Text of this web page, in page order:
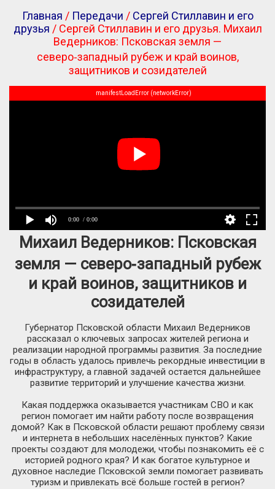
Главная / Передачи / Сергей Стиллавин и его
друзья / Сергей Стиллавин и его друзья. Михаил
Ведерников: Псковская земля —
северо‑западный рубеж и край воинов,
защитников и созидателей
0:00 / 0:00
manifestLoadError (networkError)
Михаил Ведерников: Псковская
земля — северо‑западный рубеж
и край воинов, защитников и
созидателей
Губернатор Псковской области Михаил Ведерников
рассказал о ключевых запросах жителей региона и
реализации народной программы развития. За последние
годы в область удалось привлечь рекордные инвестиции в
инфраструктуру, а главной задачей остается дальнейшее
развитие территорий и улучшение качества жизни.
Какая поддержка оказывается участникам СВО и как
регион помогает им найти работу после возвращения
домой? Как в Псковской области решают проблему связи
и интернета в небольших населённых пунктов? Какие
проекты создают для молодежи, чтобы познакомить её с
историей родного края? И как богатое культурное и
духовное наследие Псковской земли помогает развивать
туризм и привлекать всё больше гостей в регион?